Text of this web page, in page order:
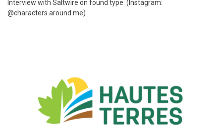
Interview with Saltwire on found type. (Instagram:
@characters.around.me)